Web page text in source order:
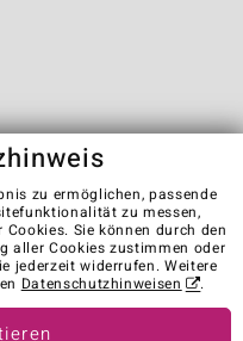
Cookies
Impressum
widerrufen
countries:
zu ermöglichen, passende
zu messen,
Sie können durch den
aller Cookies zustimmen oder
jederzeit widerrufen. Weitere
Datenschutzhinweisen .